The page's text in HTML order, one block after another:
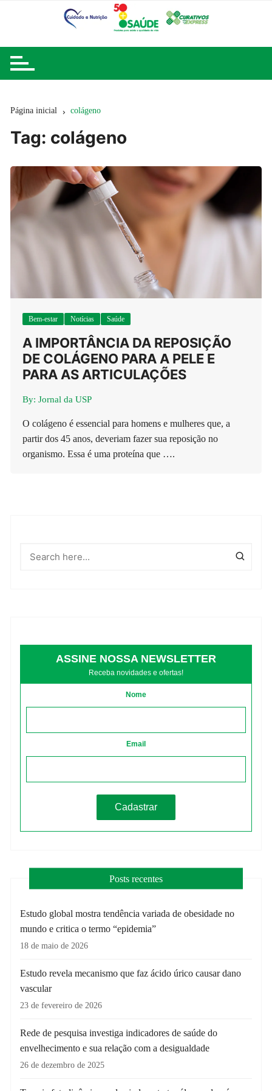
Página inicial colágeno
Tag: colágeno
Bem-estar Notícias Saúde
A IMPORTÂNCIA DA REPOSIÇÃO
DE COLÁGENO PARA A PELE E
PARA AS ARTICULAÇÕES
By: Jornal da USP
O colágeno é essencial para homens e mulheres que, a
partir dos 45 anos, deveriam fazer sua reposição no
organismo. Essa é uma proteína que ….
ASSINE NOSSA NEWSLETTER
Receba novidades e ofertas!
Nome
Email
Posts recentes
Estudo global mostra tendência variada de obesidade no
mundo e critica o termo “epidemia”
18 de maio de 2026
Estudo revela mecanismo que faz ácido úrico causar dano
vascular
23 de fevereiro de 2026
Rede de pesquisa investiga indicadores de saúde do
envelhecimento e sua relação com a desigualdade
26 de dezembro de 2025